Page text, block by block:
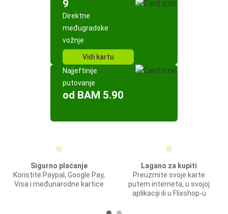
9
Direktne
međugradske
vožnje
Vidi kartu
Najjeftinije
putovanje
od BAM 5.90
Sigurno plaćanje
Koristite Paypal, Google Pay,
Visa i međunarodne kartice
Lagano za kupiti
Preuzmite svoje karte
putem interneta, u svojoj
aplikaciji ili u Flixshop-u